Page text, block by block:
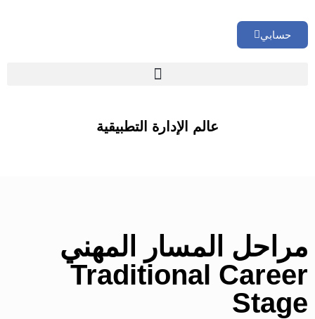
حسابي
عالم الإدارة التطبيقية
مراحل المسار المهني
Traditional Career
Stage